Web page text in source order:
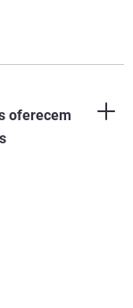
oferecem